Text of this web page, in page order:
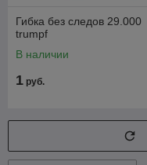
Гибка без следов 29.000
trumpf
В наличии
1 руб.